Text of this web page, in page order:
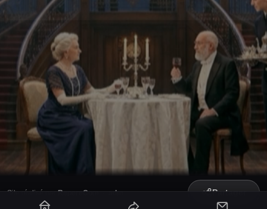
Site réalisé parRepereCom·adm Partager